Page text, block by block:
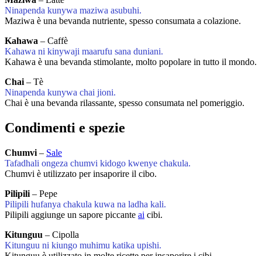
Ninapenda kunywa maziwa asubuhi.
Maziwa è una bevanda nutriente, spesso consumata a colazione.
Kahawa – Caffè
Kahawa ni kinywaji maarufu sana duniani.
Kahawa è una bevanda stimolante, molto popolare in tutto il mondo.
Chai – Tè
Ninapenda kunywa chai jioni.
Chai è una bevanda rilassante, spesso consumata nel pomeriggio.
Condimenti e spezie
Chumvi – Sale
Tafadhali ongeza chumvi kidogo kwenye chakula.
Chumvi è utilizzato per insaporire il cibo.
Pilipili – Pepe
Pilipili hufanya chakula kuwa na ladha kali.
Pilipili aggiunge un sapore piccante ai cibi.
Kitunguu – Cipolla
Kitunguu ni kiungo muhimu katika upishi.